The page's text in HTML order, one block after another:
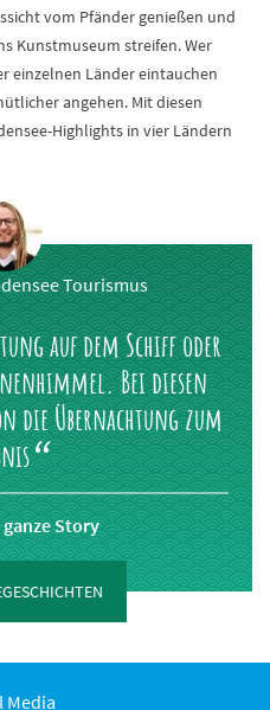
vom Pfänder genießen und
Kunstmuseum streifen. Wer
einzelnen Länder eintauchen
angehen. Mit diesen
Highlights in vier Ländern
Tourismus
auf dem Schiff oder
Bei diesen
die Übernachtung zum
Story
Media